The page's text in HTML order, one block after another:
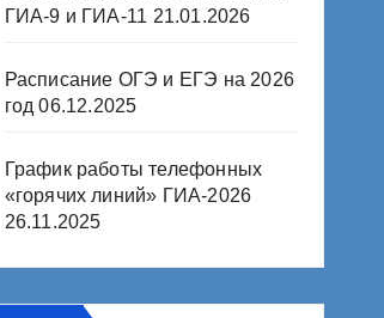
ГИА-9 и ГИА-11 21.01.2026
Расписание ОГЭ и ЕГЭ на 2026
год 06.12.2025
График работы телефонных
«горячих линий» ГИА-2026
26.11.2025